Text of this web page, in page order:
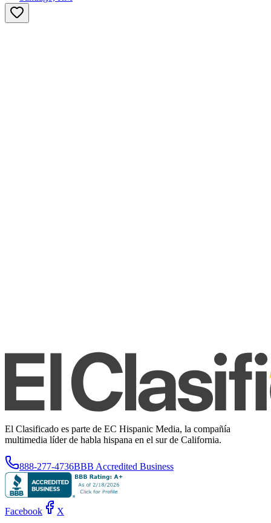
El Clasificado es parte de EC Hispanic Media, la compañía
multimedia líder de habla hispana en el sur de California.
888-277-4736BBB Accredited Business
Facebook X